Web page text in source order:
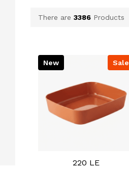
There are 3386 Products
Sale
New
220 LE